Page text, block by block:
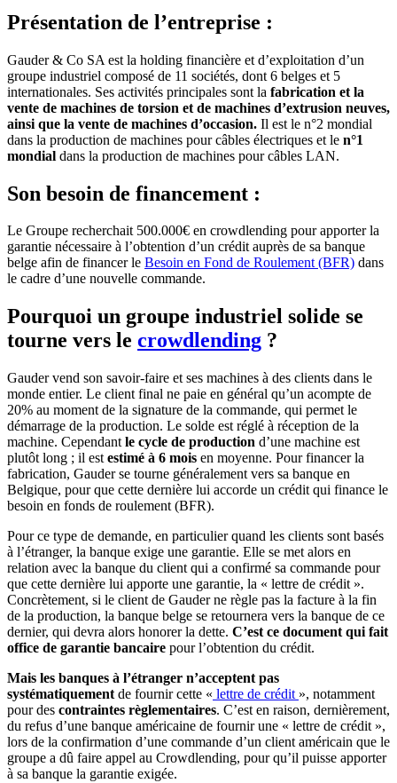
Présentation de l’entreprise :
Gauder & Co SA est la holding financière et d’exploitation d’un
groupe industriel composé de 11 sociétés, dont 6 belges et 5
internationales. Ses activités principales sont la fabrication et la
vente de machines de torsion et de machines d’extrusion neuves,
ainsi que la vente de machines d’occasion. Il est le n°2 mondial
dans la production de machines pour câbles électriques et le n°1
mondial dans la production de machines pour câbles LAN.
Son besoin de financement :
Le Groupe recherchait 500.000€ en crowdlending pour apporter la
garantie nécessaire à l’obtention d’un crédit auprès de sa banque
belge afin de financer le Besoin en Fond de Roulement (BFR) dans
le cadre d’une nouvelle commande.
Pourquoi un groupe industriel solide se
tourne vers le crowdlending ?
Gauder vend son savoir-faire et ses machines à des clients dans le
monde entier. Le client final ne paie en général qu’un acompte de
20% au moment de la signature de la commande, qui permet le
démarrage de la production. Le solde est réglé à réception de la
machine. Cependant le cycle de production d’une machine est
plutôt long ; il est estimé à 6 mois en moyenne. Pour financer la
fabrication, Gauder se tourne généralement vers sa banque en
Belgique, pour que cette dernière lui accorde un crédit qui finance le
besoin en fonds de roulement (BFR).
Pour ce type de demande, en particulier quand les clients sont basés
à l’étranger, la banque exige une garantie. Elle se met alors en
relation avec la banque du client qui a confirmé sa commande pour
que cette dernière lui apporte une garantie, la « lettre de crédit ».
Concrètement, si le client de Gauder ne règle pas la facture à la fin
de la production, la banque belge se retournera vers la banque de ce
dernier, qui devra alors honorer la dette. C’est ce document qui fait
office de garantie bancaire pour l’obtention du crédit.
Mais les banques à l’étranger n’acceptent pas
systématiquement de fournir cette « lettre de crédit », notamment
pour des contraintes règlementaires. C’est en raison, dernièrement,
du refus d’une banque américaine de fournir une « lettre de crédit »,
lors de la confirmation d’une commande d’un client américain que le
groupe a dû faire appel au Crowdlending, pour qu’il puisse apporter
à sa banque la garantie exigée.